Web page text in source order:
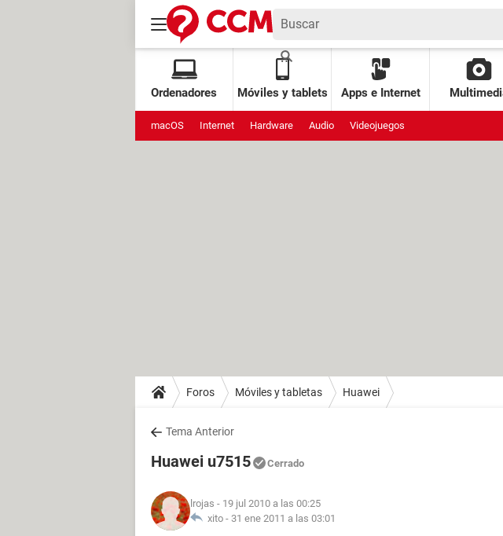
Ordenadores Móviles y tablets Apps e Internet
macOS Internet Hardware Audio Videojuegos
Foros Móviles y tabletas Huawei
Tema Anterior
Huawei u7515 Cerrado
lrojas - 19 jul 2010 a las 00:25
xito - 31 ene 2011 a las 03:01